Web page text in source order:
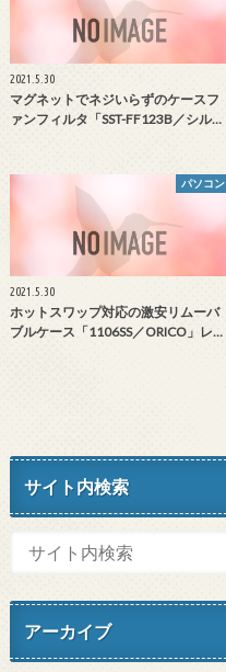
2021.5.30
マグネットでネジいらずのケースフ
ァンフィルタ「SST-FF123B／シル…
パソコン
2021.5.30
ホットスワップ対応の激安リムーバ
ブルケース「1106SS／ORICO」レ…
サイト内検索
アーカイブ